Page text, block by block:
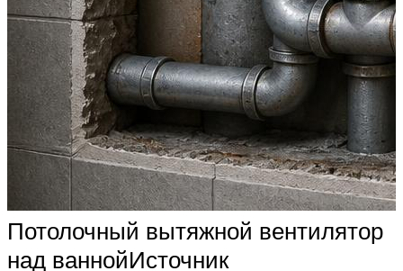
Потолочный вытяжной вентилятор
над ваннойИсточник